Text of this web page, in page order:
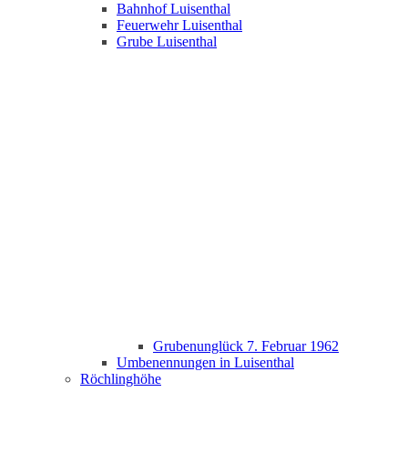
Bahnhof Luisenthal
Feuerwehr Luisenthal
Grube Luisenthal
Grubenunglück 7. Februar 1962
Umbenennungen in Luisenthal
Röchlinghöhe